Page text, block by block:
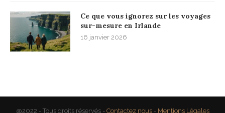
Ce que vous ignorez sur les voyages
sur-mesure en Irlande
16 janvier 2026
@2022 - Tous droits réservés - Contactez nous- Mentions Légales